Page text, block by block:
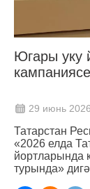
Югары уку
29 июнь 2026
Татарстан
«2026 елда
йортларында
турында»